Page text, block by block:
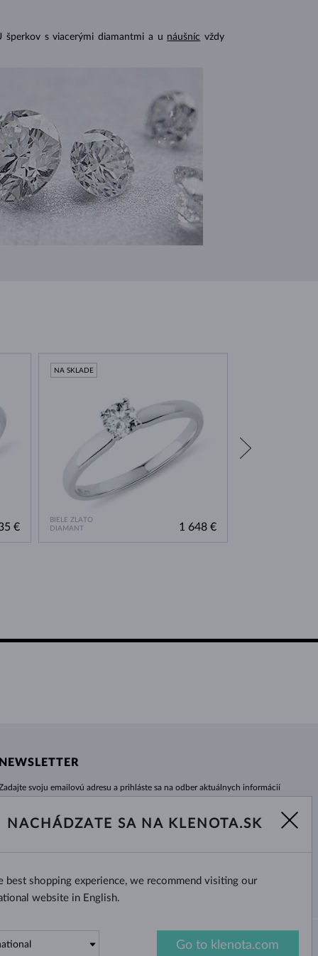
šperkov s viacerými diamantmi a u náušníc vždy
€
BIELE ZLATO
DIAMANT
NA SKLADE
1 648 €
NEWSLETTER
svoju emailovú adresu a prihláste sa na odber aktuálnych informácií
Žiadna novinka, akcia či zľava Vám už neunikne!
Áno, chcem dostávať zaujímavé novinky na e-mail.
NACHÁDZATE SA NA KLENOTA.SK
best shopping experience, we recommend visiting our
website in English.
Go to klenota.com